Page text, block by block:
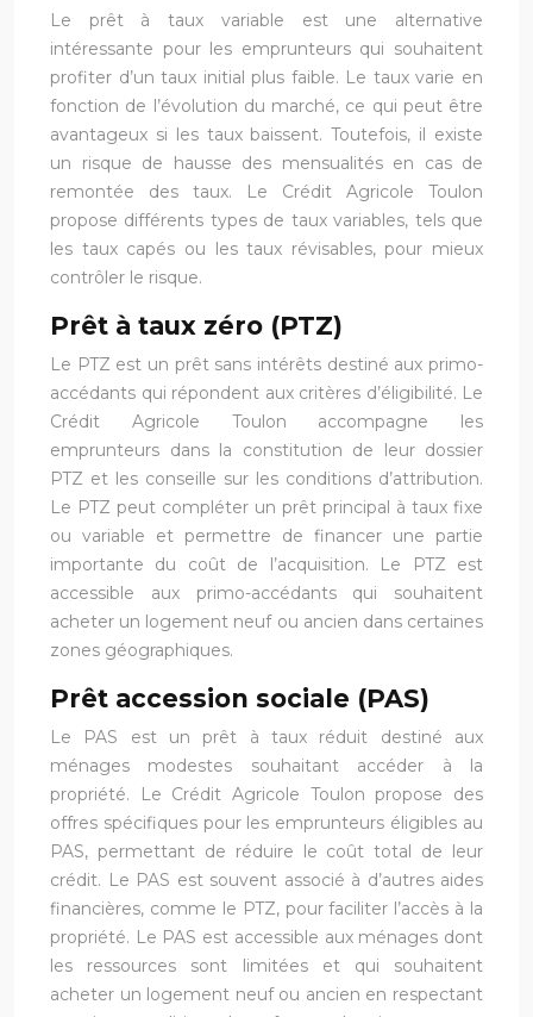
Le prêt à taux variable est une alternative
intéressante pour les emprunteurs qui souhaitent
profiter d’un taux initial plus faible. Le taux varie en
fonction de l’évolution du marché, ce qui peut être
avantageux si les taux baissent. Toutefois, il existe
un risque de hausse des mensualités en cas de
remontée des taux. Le Crédit Agricole Toulon
propose différents types de taux variables, tels que
les taux capés ou les taux révisables, pour mieux
contrôler le risque.
Prêt à taux zéro (PTZ)
Le PTZ est un prêt sans intérêts destiné aux primo-
accédants qui répondent aux critères d’éligibilité. Le
Crédit Agricole Toulon accompagne les
emprunteurs dans la constitution de leur dossier
PTZ et les conseille sur les conditions d’attribution.
Le PTZ peut compléter un prêt principal à taux fixe
ou variable et permettre de financer une partie
importante du coût de l’acquisition. Le PTZ est
accessible aux primo-accédants qui souhaitent
acheter un logement neuf ou ancien dans certaines
zones géographiques.
Prêt accession sociale (PAS)
Le PAS est un prêt à taux réduit destiné aux
ménages modestes souhaitant accéder à la
propriété. Le Crédit Agricole Toulon propose des
offres spécifiques pour les emprunteurs éligibles au
PAS, permettant de réduire le coût total de leur
crédit. Le PAS est souvent associé à d’autres aides
financières, comme le PTZ, pour faciliter l’accès à la
propriété. Le PAS est accessible aux ménages dont
les ressources sont limitées et qui souhaitent
acheter un logement neuf ou ancien en respectant